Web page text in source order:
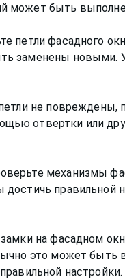
может быть
петли фасадного
заменены новыми.
не повреждены,
отвертки или
механизмы
достичь
замки на фасадном
это может
настройки.